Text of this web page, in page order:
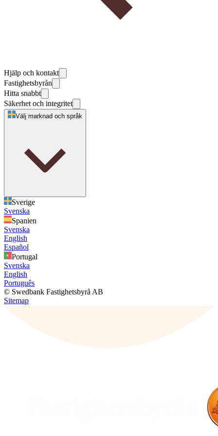
Hjälp och kontakt
Fastighetsbyrån
Hitta snabbt
Säkerhet och integritet
Välj marknad och språk
Sverige
Svenska
Spanien
Svenska
English
Español
Portugal
Svenska
English
Português
© Swedbank Fastighetsbyrå AB
Sitemap